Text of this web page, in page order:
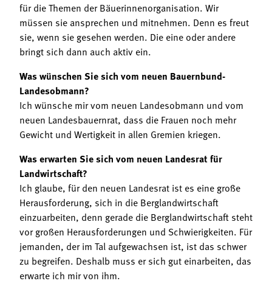
für die Themen der Bäuerinnenorganisation. Wir
müssen sie ansprechen und mitnehmen. Denn es freut
sie, wenn sie gesehen werden. Die eine oder andere
bringt sich dann auch aktiv ein.
Was wünschen Sie sich vom neuen Bauernbund-
Landesobmann?
Ich wünsche mir vom neuen Landesobmann und vom
neuen Landesbauernrat, dass die Frauen noch mehr
Gewicht und Wertigkeit in allen Gremien kriegen.
Was erwarten Sie sich vom neuen Landesrat für
Landwirtschaft?
Ich glaube, für den neuen Landesrat ist es eine große
Herausforderung, sich in die Berglandwirtschaft
einzuarbeiten, denn gerade die Berglandwirtschaft steht
vor großen Herausforderungen und Schwierigkeiten. Für
jemanden, der im Tal aufgewachsen ist, ist das schwer
zu begreifen. Deshalb muss er sich gut einarbeiten, das
erwarte ich mir von ihm.